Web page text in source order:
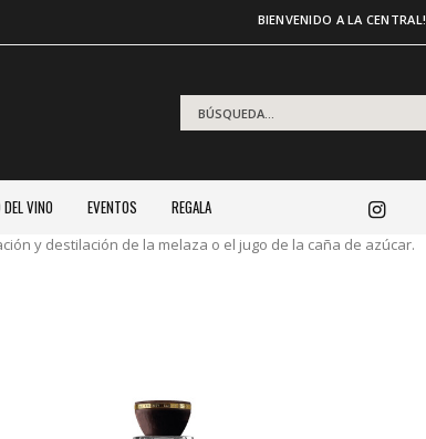
BIENVENIDO A LA CENTRAL!
VINO EVENTOS REGALA
y destilación de la melaza o el jugo de la caña de azúcar.